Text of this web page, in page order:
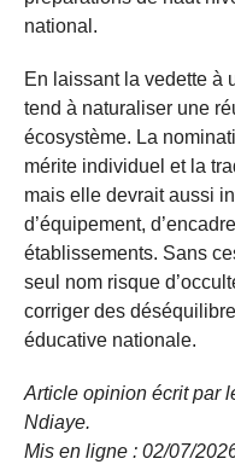
national.
En laissant la vedette à
tend à naturaliser une
écosystème. La
mérite individuel et la
mais elle devrait aussi
d’équipement,
établissements. Sans
seul nom risque
corriger des
éducative nationale.
Article opinion écrit par
Ndiaye.
Mis en ligne : 02/07/